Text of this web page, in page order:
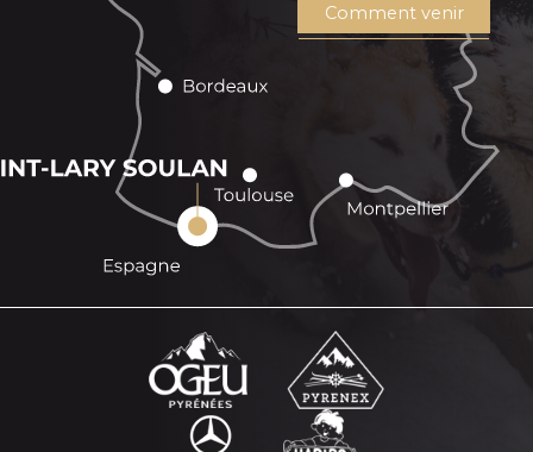
Comment venir